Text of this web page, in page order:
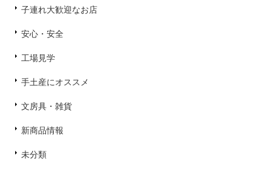
子連れ大歓迎なお店
安心・安全
工場見学
手土産にオススメ
文房具・雑貨
新商品情報
未分類